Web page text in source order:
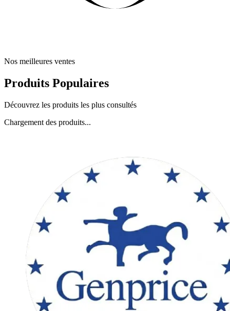
Nos meilleures ventes
Produits Populaires
Découvrez les produits les plus consultés
Chargement des produits...